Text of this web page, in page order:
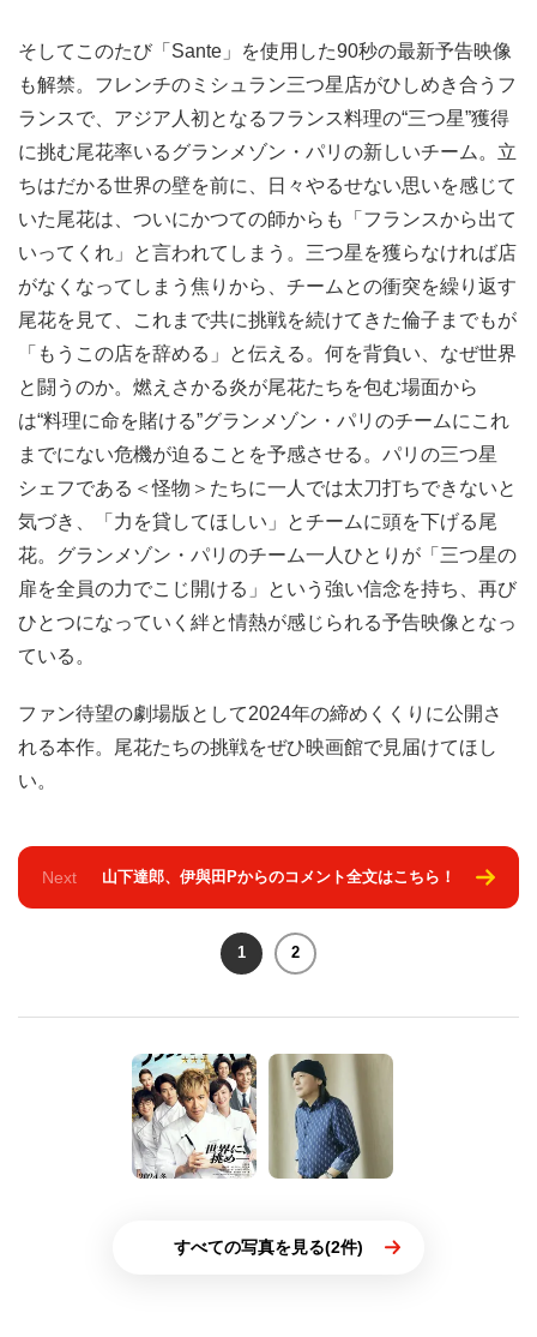
そしてこのたび「Sante」を使用した90秒の最新予告映像
も解禁。フレンチのミシュラン三つ星店がひしめき合うフ
ランスで、アジア人初となるフランス料理の“三つ星”獲得
に挑む尾花率いるグランメゾン・パリの新しいチーム。立
ちはだかる世界の壁を前に、日々やるせない思いを感じて
いた尾花は、ついにかつての師からも「フランスから出て
いってくれ」と言われてしまう。三つ星を獲らなければ店
がなくなってしまう焦りから、チームとの衝突を繰り返す
尾花を見て、これまで共に挑戦を続けてきた倫子までもが
「もうこの店を辞める」と伝える。何を背負い、なぜ世界
と闘うのか。燃えさかる炎が尾花たちを包む場面から
は“料理に命を賭ける”グランメゾン・パリのチームにこれ
までにない危機が迫ることを予感させる。パリの三つ星
シェフである＜怪物＞たちに一人では太刀打ちできないと
気づき、「力を貸してほしい」とチームに頭を下げる尾
花。グランメゾン・パリのチーム一人ひとりが「三つ星の
扉を全員の力でこじ開ける」という強い信念を持ち、再び
ひとつになっていく絆と情熱が感じられる予告映像となっ
ている。
ファン待望の劇場版として2024年の締めくくりに公開さ
れる本作。尾花たちの挑戦をぜひ映画館で見届けてほし
い。
Next 山下達郎、伊與田Pからのコメント全文はこちら！
1 2
すべての写真を見る(2件)